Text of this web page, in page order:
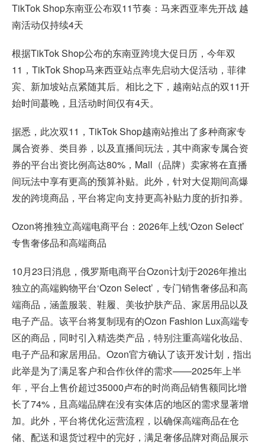
TikTok Shop东南亚公布双11节奏：马来西亚率先开战 越
南活动仅持续4天
根据TikTok Shop公布的东南亚跨境大促日历，今年双
11，TikTok Shop马来西亚站点率先启动大促活动，菲律
宾、新加坡站点紧随其后。相比之下，越南站点的双11开
始时间蕞晚，且活动时间仅有4天。
据悉，此次双11，TikTok Shop越南站推出了多种商家专
属合资券、类目券，以及直播间玩法，其中商家专属合资
券的平台出资比例高达80%，Mall（品牌）卖家将在直播
间玩法中享有更高的预算补贴。此外，针对大促期间高爆
发的跨境商品，平台将定向支持更高补贴力度的折扣券。
Ozon将推独立高端电商平台：2026年上线‘Ozon Select’
专售奢侈品和高端商品
10月23日消息，俄罗斯电商平台Ozon计划于2026年推出
独立的高端购物平台‘Ozon Select’，专门销售奢侈品和高
端商品，涵盖服装、鞋履、美妆护肤产品、家居用品以及
电子产品。该平台将复制现有的Ozon Fashion Lux高端专
区的商品，同时引入精选类产品，特别注重高端化妆品、
电子产品和家居用品。Ozon官方确认了该开发计划，指出
此举是为了满足客户和合作伙伴的需求——2025年上半
年，平台上售价超过35000卢布的时尚商品销售额同比增
长了74%，且高端品牌在没有实体店的地区的需求显著增
加。此外，平台将优化运营流程，以确保高端商品在仓
储、配送和退货过程中的完好，满足奢侈品牌对商品展示